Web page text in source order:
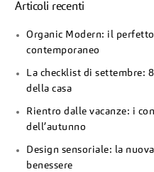
Articoli recenti
Organic Modern: il
contemporaneo
La checklist di settembre:
della casa
Rientro dalle vacanze: i
dell’autunno
Design sensoriale: la
benessere